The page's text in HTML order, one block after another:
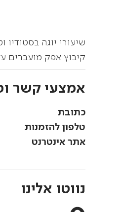
שיעורי יוגה
קיבוץ אפק מועברים
אמצעי קשר
כתובת
טלפון להזמנות
אתר אינטרנט
נווטו אלינו